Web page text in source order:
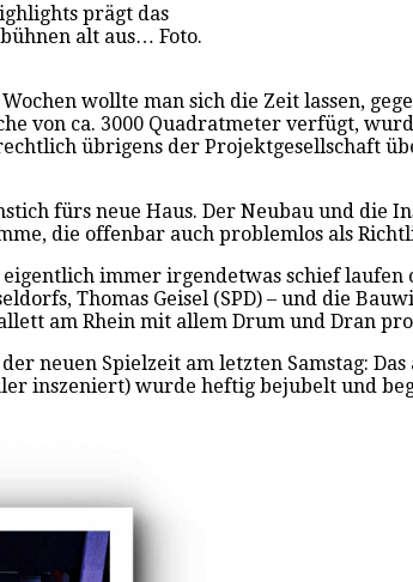
prägt das
alt aus… Foto.
wollte man sich die Zeit lassen,
von ca. 3000 Quadratmeter verfügt,
übrigens der Projektgesellschaft
fürs neue Haus. Der Neubau und die
die offenbar auch problemlos als
immer irgendetwas schief
Thomas Geisel (SPD) – und die
am Rhein mit allem Drum und Dran
Spielzeit am letzten Samstag: Das
inszeniert) wurde heftig bejubelt und